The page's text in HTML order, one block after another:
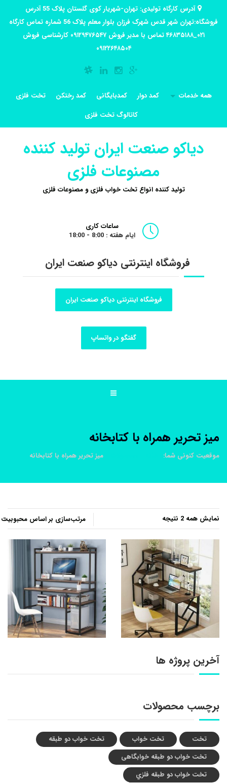
آدرس کارگاه تولیدی: تهران-شهریار کوی گلستان پلاک 55 آدرس
فروشگاه:تهران شهر قدس شهرک فرزان بلوار معلم پلاک 56 شماره تماس کارگاه
۰۲۱_۴۶۸۳۵۱۸۸ تماس با مدیر فروش ۰۹۱۲۹۴۷۶۵۴۷ کارشناسی فروش
۰۹۱۲۲۶۴۸۵۰۴
همه خدمات کمد دوار کمدبایگانی کمد رختکن
تخت فلزی
کاتالوگ تخت فلزی
دیاکو صنعت ایران تولید کننده
مصنوعات فلزی
تولید کننده انواع تخت خواب فلزی و مصنوعات فلزی
ساعات کاری
ایام هفته : 8:00 - 18:00
فروشگاه اینترنتی دیاکو صنعت ایران
فروشگاه اینترنتی دیاکو صنعت ایران
گفتگو در واتساپ
ميز تحرير همراه با کتابخانه
موقعیت کنونی شما: ميز تحرير همراه با کتابخانه
نمایش همه 2 نتیجه
بر
اساس
محبوبیت
آخرین پروژه ها
برچسب محصولات
تخت تخت خواب
تخت خواب دو طبقه
تخت خواب دو طبقه خوابگاهی
تخت خواب دو طبقه فلزي